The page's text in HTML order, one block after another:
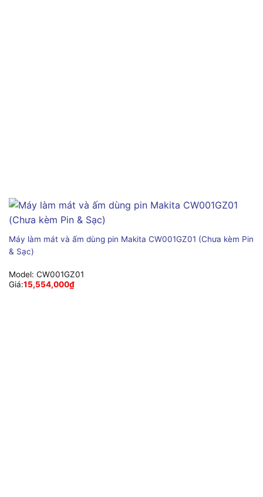
Máy làm mát và ấm dùng pin Makita CW001GZ01 (Chưa kèm Pin
& Sạc)
Model: CW001GZ01
Giá:15,554,000₫